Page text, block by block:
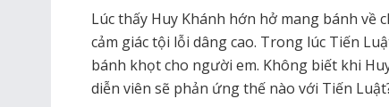
Lúc thấy Huy Khánh hớn hở mang bánh về
cảm giác tội lỗi dâng cao. Trong lúc Tiến
bánh khọt cho người em. Không biết khi
diễn viên sẽ phản ứng thế nào với Tiến